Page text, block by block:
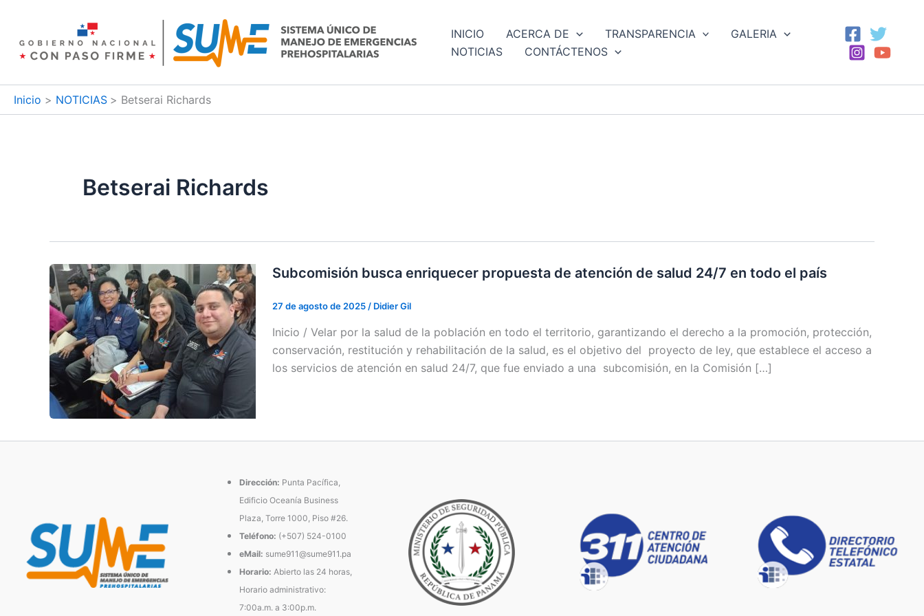
contenido
INICIO ACERCA DE TRANSPARENCIA
GALERIA
NOTICIAS
CONTÁCTENOS
Inicio NOTICIAS Betserai Richards
Betserai Richards
Subcomisión busca enriquecer propuesta de atención de salud 24/7 en todo el país
27 de agosto de 2025 / Didier Gil
Inicio / Velar por la salud de la población en todo el territorio, garantizando el derecho a la promoción, protección,
conservación, restitución y rehabilitación de la salud, es el objetivo del proyecto de ley, que establece el acceso a
los servicios de atención en salud 24/7, que fue enviado a una subcomisión, en la Comisión […]
Dirección: Punta Pacífica,
Edificio Oceanía Business
Plaza, Torre 1000, Piso #26.
Teléfono: (+507) 524-0100
eMail: sume911@sume911.pa
Horario: Abierto las 24 horas,
Horario administrativo:
7:00a.m. a 3:00p.m.